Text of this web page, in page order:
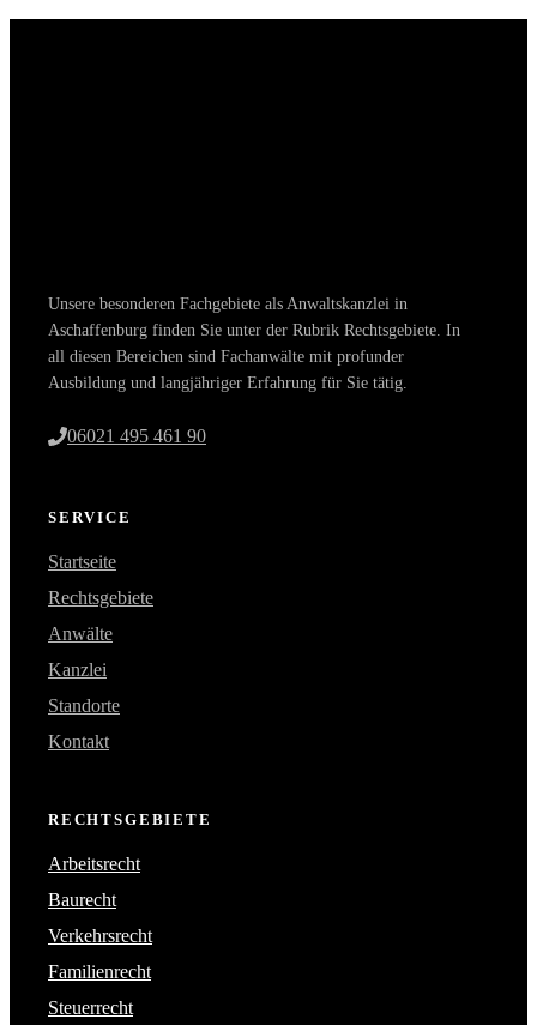
Unsere besonderen Fachgebiete als Anwaltskanzlei in
Aschaffenburg finden Sie unter der Rubrik Rechtsgebiete. In
all diesen Bereichen sind Fachanwälte mit profunder
Ausbildung und langjähriger Erfahrung für Sie tätig.
06021 495 461 90
SERVICE
Startseite
Rechtsgebiete
Anwälte
Kanzlei
Standorte
Kontakt
RECHTSGEBIETE
Arbeitsrecht
Baurecht
Verkehrsrecht
Familienrecht
Steuerrecht